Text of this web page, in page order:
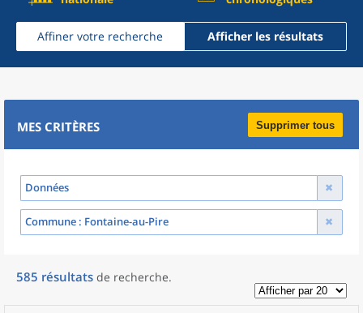
Affiner votre recherche Afficher les résultats
MES CRITÈRES Supprimer tous
Données
Commune : Fontaine-au-Pire
585 résultats de recherche.